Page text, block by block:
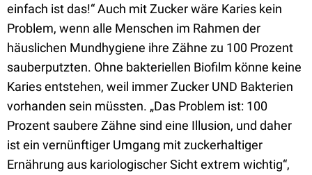
einfach ist das!“ Auch mit Zucker wäre Karies kein
Problem, wenn alle Menschen im Rahmen der
häuslichen Mundhygiene ihre Zähne zu 100 Prozent
sauberputzten. Ohne bakteriellen Biofilm könne keine
Karies entstehen, weil immer Zucker UND Bakterien
vorhanden sein müssten. „Das Problem ist: 100
Prozent saubere Zähne sind eine Illusion, und daher
ist ein vernünftiger Umgang mit zuckerhaltiger
Ernährung aus kariologischer Sicht extrem wichtig“,